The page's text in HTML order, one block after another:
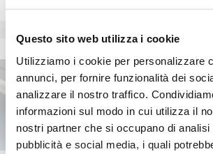
Questo sito web utilizza i cookie
Utilizziamo i cookie per personalizzare
annunci, per fornire funzionalità dei
analizzare il nostro traffico.
informazioni sul modo in cui utilizza il
nostri partner che si occupano di analisi
pubblicità e social media, i quali
+